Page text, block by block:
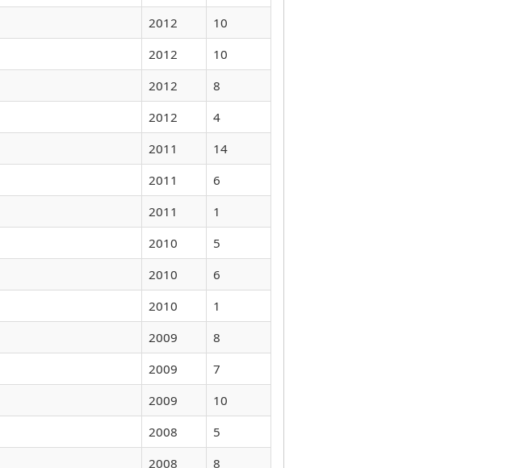
2012
10
2012
10
2012
8
2012
4
2011
14
2011
6
2011
1
2010
5
2010
6
2010
1
2009
8
2009
7
2009
10
2008
5
2008
8